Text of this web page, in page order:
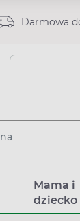
Darmowa
Mama i
dziecko